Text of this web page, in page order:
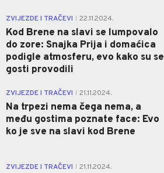
ZVIJEZDE I TRAČEVI 22.11.2024.
Kod Brene na slavi se lumpovalo
do zore: Snajka Prija i domaćica
podigle atmosferu, evo kako su se
gosti provodili
ZVIJEZDE I TRAČEVI 21.11.2024.
Na trpezi nema čega nema, a
među gostima poznate face: Evo
ko je sve na slavi kod Brene
ZVIJEZDE I TRAČEVI 21.11.2024.